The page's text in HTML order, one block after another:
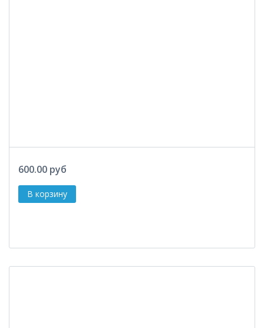
600.00 руб